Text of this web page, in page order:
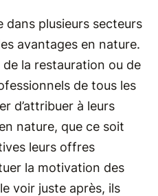
dans plusieurs secteurs
avantages en nature.
de la restauration ou de
de tous les
d’attribuer à leurs
nature, que ce soit
leurs offres
la motivation des
voir juste après, ils